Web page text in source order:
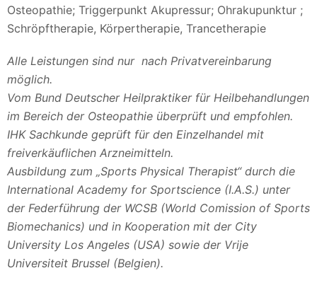
Osteopathie; Triggerpunkt Akupressur; Ohrakupunktur ;
Schröpftherapie, Körpertherapie, Trancetherapie
Alle Leistungen sind nur nach Privatvereinbarung
möglich.
Vom Bund Deutscher Heilpraktiker für Heilbehandlungen
im Bereich der Osteopathie überprüft und empfohlen.
IHK Sachkunde geprüft für den Einzelhandel mit
freiverkäuflichen Arzneimitteln.
Ausbildung zum „Sports Physical Therapist“ durch die
International Academy for Sportscience (I.A.S.) unter
der Federführung der WCSB (World Comission of Sports
Biomechanics) und in Kooperation mit der City
University Los Angeles (USA) sowie der Vrije
Universiteit Brussel (Belgien).